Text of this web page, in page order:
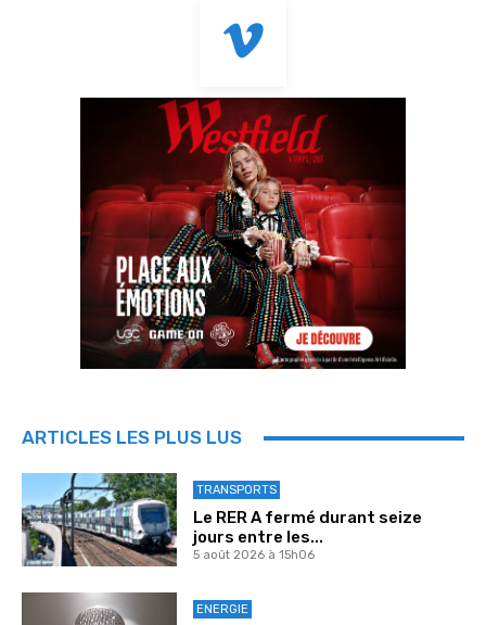
ARTICLES LES PLUS LUS
TRANSPORTS
Le RER A fermé durant seize
jours entre les...
5 août 2026 à 15h06
ENERGIE